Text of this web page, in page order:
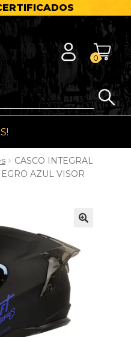
0
CASCO INTEGRAL
AZUL VISOR